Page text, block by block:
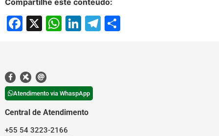
Compartilhe este conteúdo:
Facebook
X WhatsApp
LinkedIn
Telegram
Atendimento via WhaspApp
Central de Atendimento
+55 54 3223-2166